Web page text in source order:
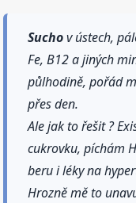
Suchov ústech,
Fe, B12 a jiných
půlhodině, pořád
přes den.
Ale jak to řešit ?
cukrovku, píchám
beru i léky na
Hrozně mě to